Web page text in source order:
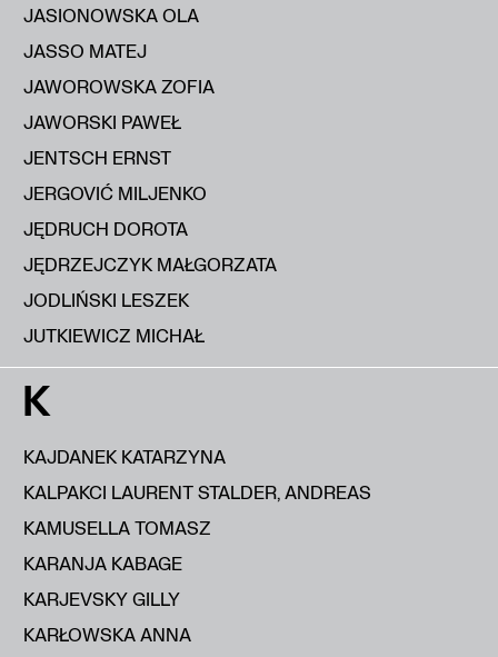
JASIONOWSKA OLA
JASSO MATEJ
JAWOROWSKA ZOFIA
JAWORSKI PAWEŁ
JENTSCH ERNST
JERGOVIĆ MILJENKO
JĘDRUCH DOROTA
JĘDRZEJCZYK MAŁGORZATA
JODLIŃSKI LESZEK
JUTKIEWICZ MICHAŁ
K
KAJDANEK KATARZYNA
KALPAKCI LAURENT STALDER, ANDREAS
KAMUSELLA TOMASZ
KARANJA KABAGE
KARJEVSKY GILLY
KARŁOWSKA ANNA